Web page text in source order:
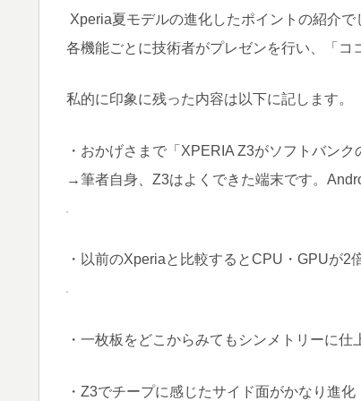
Xperia夏モデルの進化したポイントの紹介で
各機能ごとに技術者がプレゼンを行い、「コ
私的に印象に残った内容は以下に記します。
・おかげさまで「XPERIA Z3がソフトバン
→筆者自身、Z3はよくできた端末です。
・以前のXperiaと比較するとCPU・GPUが2
・一枚板をどこからみてもシンメトリーに
・Z3でチープに感じたサイド面がかなり進化